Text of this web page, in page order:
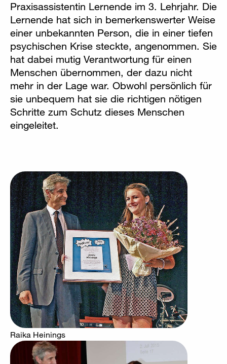
Praxisassistentin Lernende im 3. Lehrjahr. Die
Lernende hat sich in bemerkenswerter Weise
einer unbekannten Person, die in einer tiefen
psychischen Krise steckte, angenommen. Sie
hat dabei mutig Verantwortung für einen
Menschen übernommen, der dazu nicht
mehr in der Lage war. Obwohl persönlich für
sie unbequem hat sie die richtigen nötigen
Schritte zum Schutz dieses Menschen
eingeleitet.
Raika Heinings